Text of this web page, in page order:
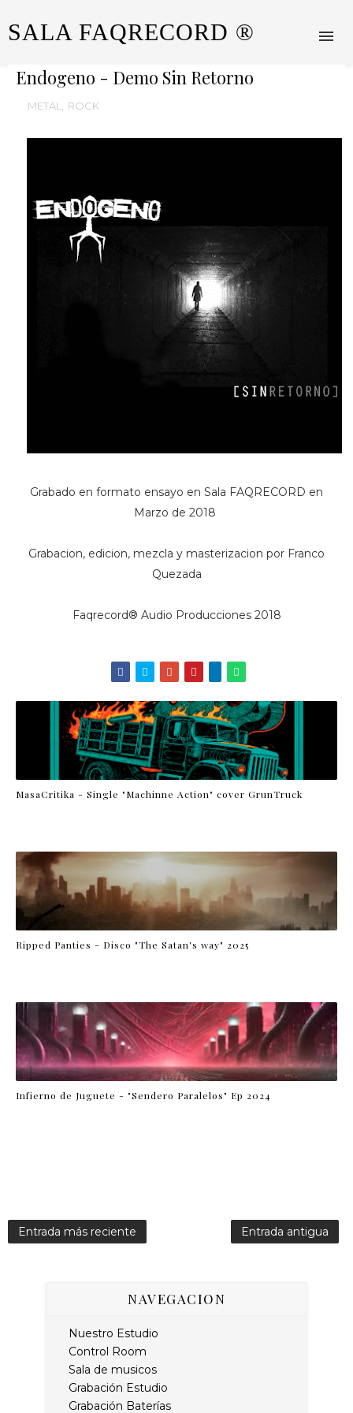
SALA FAQRECORD ®
Endogeno - Demo Sin Retorno
METAL ROCK
Grabado en formato ensayo en Sala FAQRECORD en
Marzo de 2018
Grabacion, edicion, mezcla y masterizacion por Franco
Quezada
Faqrecord® Audio Producciones 2018
MasaCritika - Single "Machinne Action" cover GrunTruck
Ripped Panties - Disco "The Satan's way" 2025
Infierno de Juguete - "Sendero Paralelos" Ep 2024
Entrada más reciente Entrada antigua
NAVEGACION
Nuestro Estudio
Control Room
Sala de musicos
Grabación Estudio
Grabación Baterías